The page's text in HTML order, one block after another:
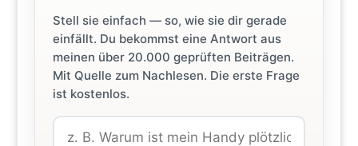
Stell sie einfach — so, wie sie dir gerade
einfällt. Du bekommst eine Antwort aus
meinen über 20.000 geprüften Beiträgen.
Mit Quelle zum Nachlesen. Die erste Frage
ist kostenlos.